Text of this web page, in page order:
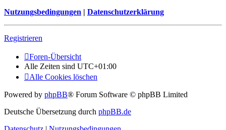
Nutzungsbedingungen | Datenschutzerklärung
Registrieren
Foren-Übersicht
Alle Zeiten sind UTC+01:00
Alle Cookies löschen
Powered by phpBB® Forum Software © phpBB Limited
Deutsche Übersetzung durch phpBB.de